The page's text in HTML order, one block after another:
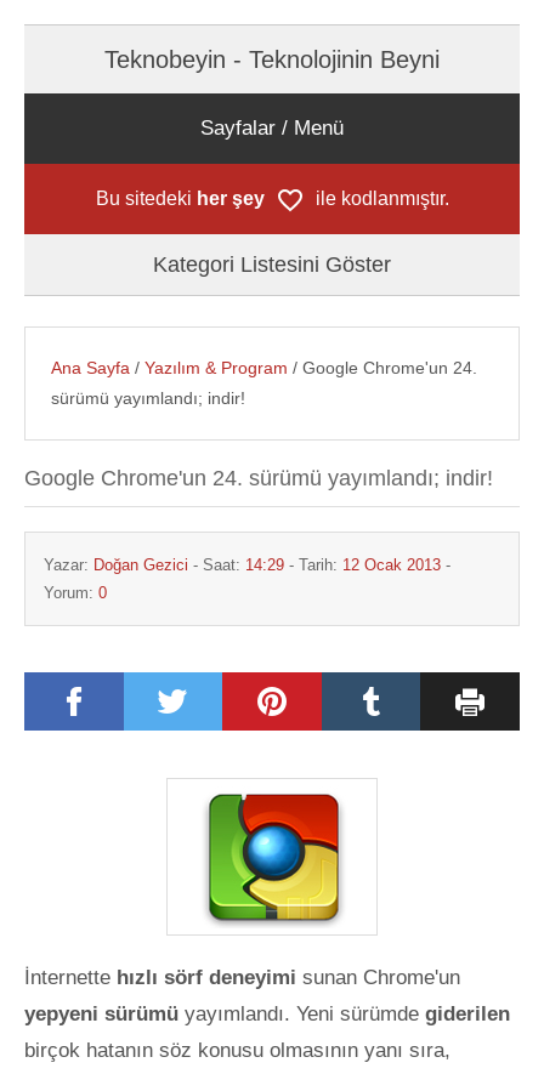
Teknobeyin - Teknolojinin Beyni
Sayfalar / Menü
Bu sitedeki her şey ile kodlanmıştır.
Kategori Listesini Göster
Ana Sayfa /Yazılım & Program / Google Chrome'un 24.
sürümü yayımlandı; indir!
Google Chrome'un 24. sürümü yayımlandı; indir!
Yazar: Doğan Gezici - Saat: 14:29 - Tarih: 12 Ocak 2013 -
Yorum: 0
İnternette hızlı sörf deneyimi sunan Chrome'un
yepyeni sürümü yayımlandı. Yeni sürümde giderilen
birçok hatanın söz konusu olmasının yanı sıra,